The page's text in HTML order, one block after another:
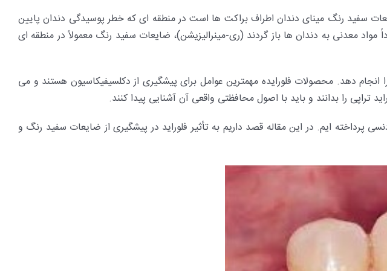
سفید رنگ مینای دندان اطراف براکت ها است در منطقه ای که خطر پوسیدگی دندان پایین
معدنی به دندان ها باز گردند (ری-مینرالیزیشن)، ضایعات سفید رنگ معمولاً در منطقه ای
انجام دهد. محصولات فلورایده مهمترین عوامل برای پیشگیری از دکلسیفیکاسیون هستند و می
تراپی را بدانند و باید با اصول محافظتی واقعی آن آشنایی پیدا کنند.
ایم. در این مقاله قصد داریم به تأثیر فلوراید در پیشگیری از ضایعات سفید رنگ و